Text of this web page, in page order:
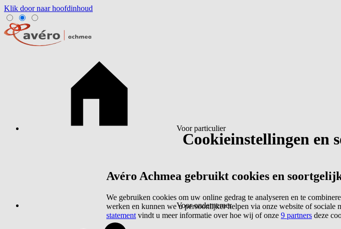
Klik door naar hoofdinhoud
Voor particulier
Voor ondernemer
Cookieinstellingen en
Avéro Achmea gebruikt cookies en
We gebruiken cookies om uw online gedrag te analyseren en te
werken en kunnen we u persoonlijker helpen via onze website of
statement vindt u meer informatie over hoe wij of onze 9 partners deze